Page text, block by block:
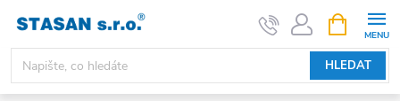
obsah
HLEDAT
NÁKUPNÍ
KOŠÍK